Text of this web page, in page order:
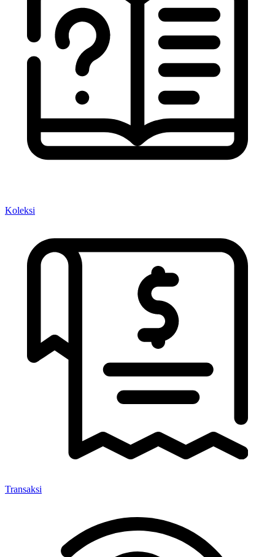
Koleksi
Transaksi